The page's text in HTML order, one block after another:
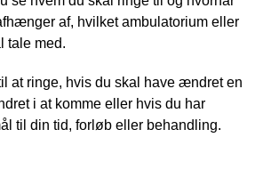
af, hvilket ambulatorium eller
tale med.
at ringe, hvis du skal have ændret en
i at komme eller hvis du har
til din tid, forløb eller behandling.